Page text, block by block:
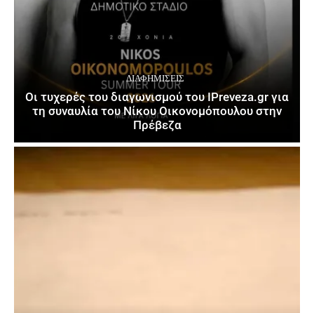
ΔΙΑΦΗΜΊΣΕΙΣ
Οι τυχερές του διαγωνισμού του IPreveza.gr για
τη συναυλία του Νίκου Οικονομόπουλου στην
Πρέβεζα